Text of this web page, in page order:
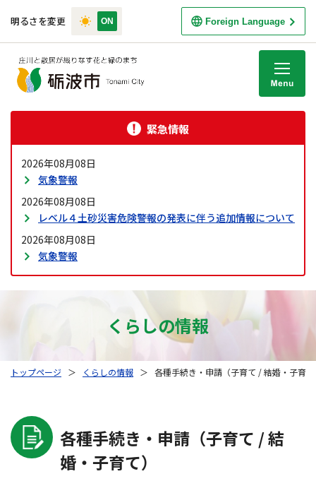
明るさを変更 Foreign Language
緊急情報
2026年08月08日
気象警報
2026年08月08日
レベル４土砂災害危険警報の発表に伴う追加情報について
2026年08月08日
気象警報
くらしの情報
トップページ ＞ くらしの情報 ＞ 各種手続き・申請（子育て / 結婚・子育
各種手続き・申請（子育て / 結
婚・子育て）